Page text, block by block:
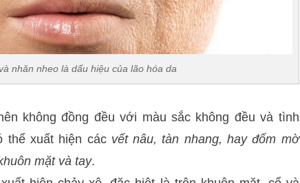
nhăn nheo là dấu hiệu của lão hóa da
không đồng đều với màu sắc không đều và tình
thể xuất hiện các vết nâu, tàn nhang, hay đốm mờ
mặt và tay.